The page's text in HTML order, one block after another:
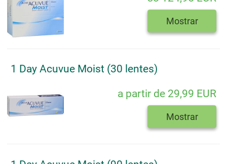
Mostrar
1 Day Acuvue Moist (30 lentes)
a partir de 29,99 EUR
Mostrar